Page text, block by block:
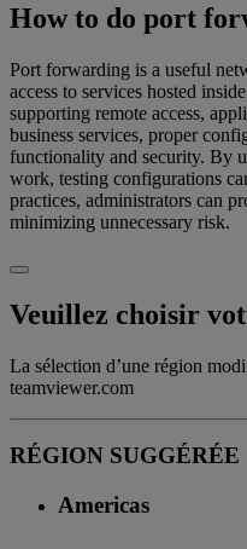
How to do port
Port forwarding is a useful
access to services hosted
supporting remote access,
business services, proper
functionality and security. By
work, testing configurations
practices, administrators can
minimizing unnecessary risk.
Veuillez choisir
La sélection d’une région
teamviewer.com
RÉGION SUGGÉRÉE
Americas